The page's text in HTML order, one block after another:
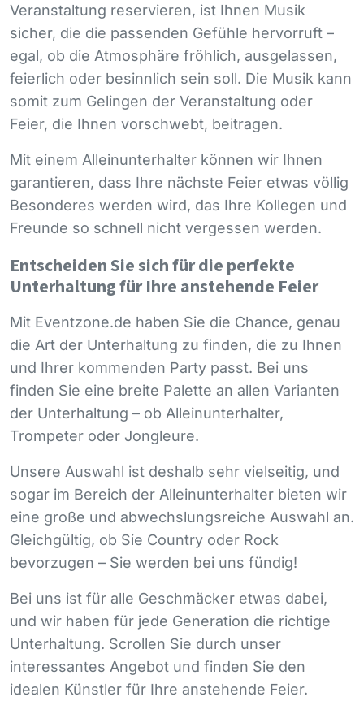
Veranstaltung reservieren, ist Ihnen Musik
sicher, die die passenden Gefühle hervorruft –
egal, ob die Atmosphäre fröhlich, ausgelassen,
feierlich oder besinnlich sein soll. Die Musik kann
somit zum Gelingen der Veranstaltung oder
Feier, die Ihnen vorschwebt, beitragen.
Mit einem Alleinunterhalter können wir Ihnen
garantieren, dass Ihre nächste Feier etwas völlig
Besonderes werden wird, das Ihre Kollegen und
Freunde so schnell nicht vergessen werden.
Entscheiden Sie sich für die perfekte
Unterhaltung für Ihre anstehende Feier
Mit Eventzone.de haben Sie die Chance, genau
die Art der Unterhaltung zu finden, die zu Ihnen
und Ihrer kommenden Party passt. Bei uns
finden Sie eine breite Palette an allen Varianten
der Unterhaltung – ob Alleinunterhalter,
Trompeter oder Jongleure.
Unsere Auswahl ist deshalb sehr vielseitig, und
sogar im Bereich der Alleinunterhalter bieten wir
eine große und abwechslungsreiche Auswahl an.
Gleichgültig, ob Sie Country oder Rock
bevorzugen – Sie werden bei uns fündig!
Bei uns ist für alle Geschmäcker etwas dabei,
und wir haben für jede Generation die richtige
Unterhaltung. Scrollen Sie durch unser
interessantes Angebot und finden Sie den
idealen Künstler für Ihre anstehende Feier.